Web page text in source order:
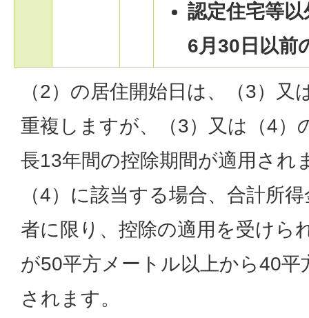
認定住宅等
6月30日以前
（2）の居住開始日は、（3）又
重複しますが、（3）又は（4）
長13年間の控除期間が適用され
（4）に該当する場合、合計所
者に限り、控除の適用を受けら
が50平方メートル以上から40平
されます。